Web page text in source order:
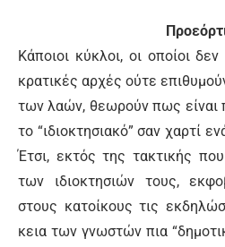
Κά­ποιοι κύ­κλοι, οι ο­ποί­οι
κρα­τι­κές αρ­χές ού­τε
των λα­ών, θε­ω­ρούν πως εί­ναι
το “ι­διο­κτη­σια­κό” σαν χαρ­τί
Έ­τσι, ε­κτός της τα­κτι­κής
των ι­διο­κτη­σιών τους,
στους κα­τοί­κους τις
κεια των γνω­στών πια